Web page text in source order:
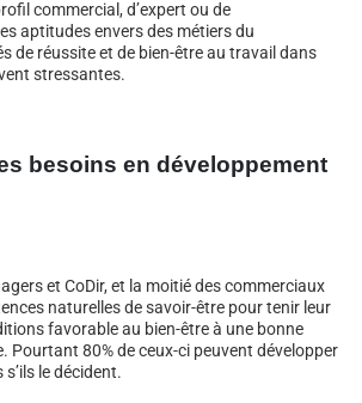
commercial, d’expert ou de
aptitudes envers des métiers du
de réussite et de bien-être au travail dans
stressantes.
besoins en développement
et CoDir, et la moitié des commerciaux
naturelles de savoir-être pour tenir leur
favorable au bien-être à une bonne
Pourtant 80% de ceux-ci peuvent développer
le décident.